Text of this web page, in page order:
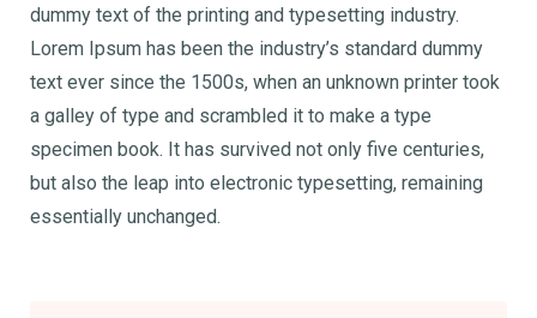
dummy text of the printing and typesetting industry.
Lorem Ipsum has been the industry’s standard dummy
text ever since the 1500s, when an unknown printer took
a galley of type and scrambled it to make a type
specimen book. It has survived not only five centuries,
but also the leap into electronic typesetting, remaining
essentially unchanged.